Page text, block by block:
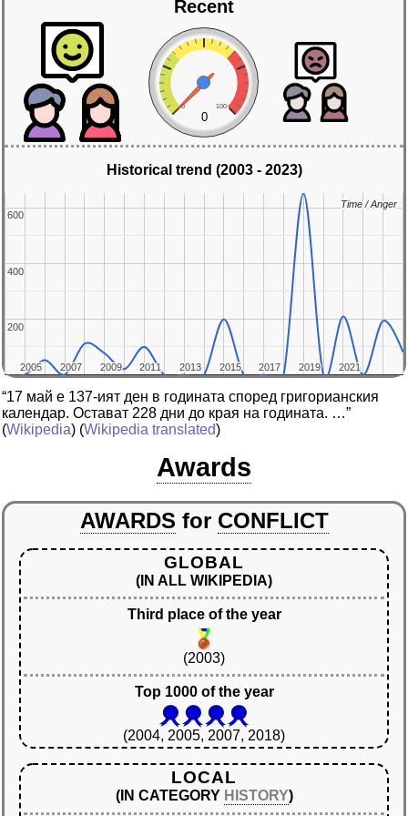
Recent
0 100
0
Historical trend (2003 - 2023)
2005
2005 2007
2007 2009
2009 2011
2011 2013
2013 2015
2015 2017
2017 2019
2019 2021
2021
200
200
400
400
600
600
Time / Anger
Time / Anger
“17 май е 137-ият ден в годината според григорианския
календар. Остават 228 дни до края на годината. …”
(Wikipedia) (Wikipedia translated)
Awards
AWARDS for CONFLICT
GLOBAL
(IN ALL WIKIPEDIA)
Third place of the year
(2003)
Top 1000 of the year
(2004, 2005, 2007, 2018)
LOCAL
(IN CATEGORY HISTORY)